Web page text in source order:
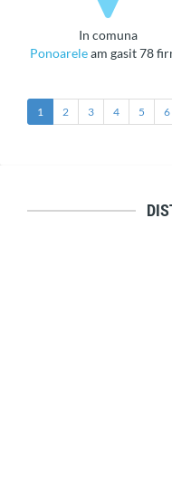
in comuna
Ponoareleam gasit 78
1 2 3 4 5 6